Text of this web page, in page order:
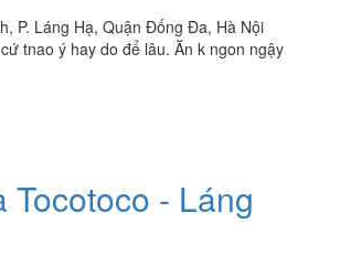
P. Láng Hạ, Quận Đống Đa, Hà Nội
tnao ý hay do để lâu. Ăn k ngon ngậy